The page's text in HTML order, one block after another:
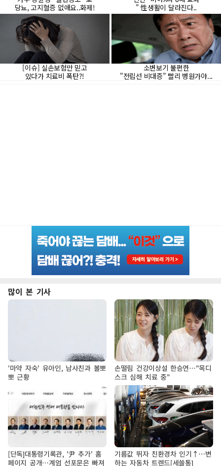
많이 본 기사
'마약 자숙' 유아인, 남사친과 볼뽀
뽀 근황
손떨림 건강이상설 한승연…"목디
스크 심해 치료 중"
[단독]대통령기록관, '尹 추가' 홈
페이지 공개…계엄 선포문은 빠져
기름값 뛰자 친환경차 인기↑…변
하는 자동차 트렌드[세쓸통]